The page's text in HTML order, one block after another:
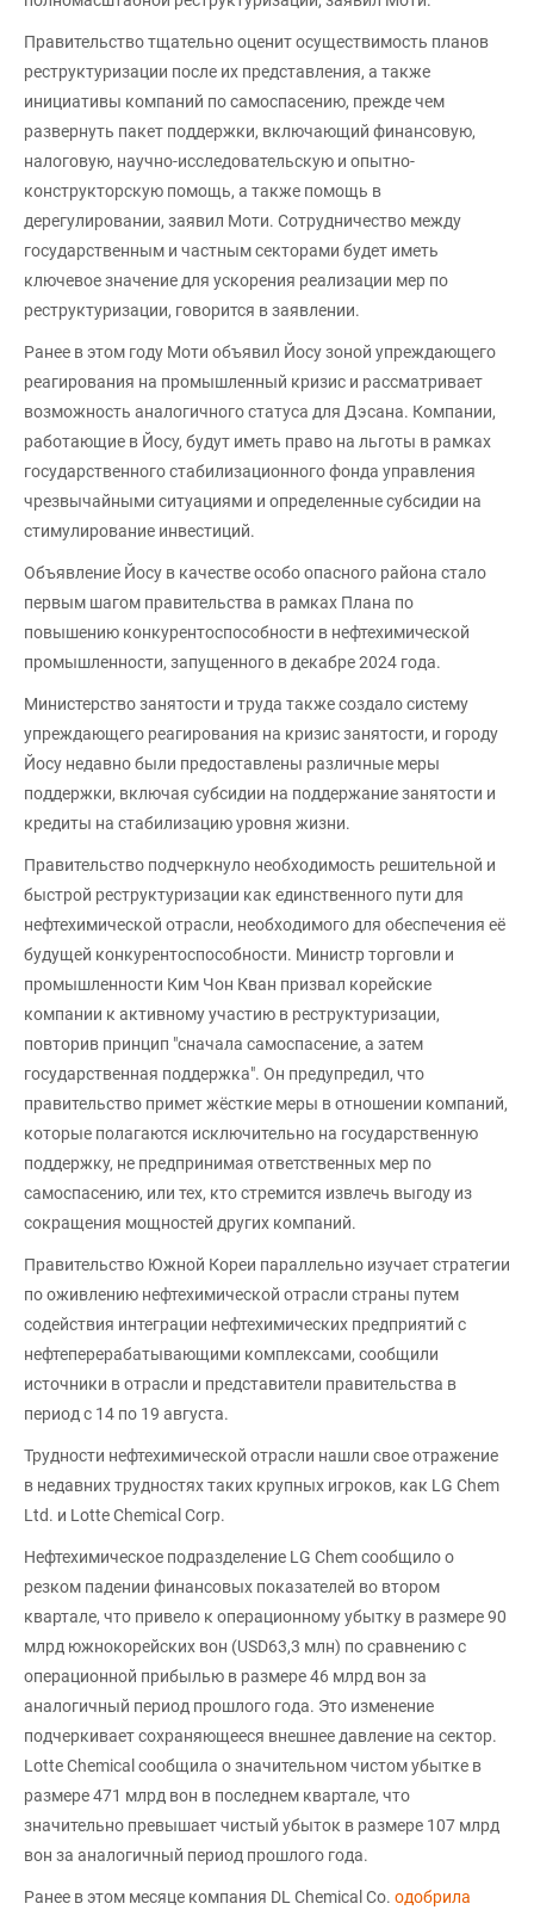
Правительство тщательно оценит осуществимость планов
реструктуризации после их представления, а также
инициативы компаний по самоспасению, прежде чем
развернуть пакет поддержки, включающий финансовую,
налоговую, научно-исследовательскую и опытно-
конструкторскую помощь, а также помощь в
дерегулировании, заявил Моти. Сотрудничество между
государственным и частным секторами будет иметь
ключевое значение для ускорения реализации мер по
реструктуризации, говорится в заявлении.
Ранее в этом году Моти объявил Йосу зоной упреждающего
реагирования на промышленный кризис и рассматривает
возможность аналогичного статуса для Дэсана. Компании,
работающие в Йосу, будут иметь право на льготы в рамках
государственного стабилизационного фонда управления
чрезвычайными ситуациями и определенные субсидии на
стимулирование инвестиций.
Объявление Йосу в качестве особо опасного района стало
первым шагом правительства в рамках Плана по
повышению конкурентоспособности в нефтехимической
промышленности, запущенного в декабре 2024 года.
Министерство занятости и труда также создало систему
упреждающего реагирования на кризис занятости, и городу
Йосу недавно были предоставлены различные меры
поддержки, включая субсидии на поддержание занятости и
кредиты на стабилизацию уровня жизни.
Правительство подчеркнуло необходимость решительной и
быстрой реструктуризации как единственного пути для
нефтехимической отрасли, необходимого для обеспечения её
будущей конкурентоспособности. Министр торговли и
промышленности Ким Чон Кван призвал корейские
компании к активному участию в реструктуризации,
повторив принцип "сначала самоспасение, а затем
государственная поддержка". Он предупредил, что
правительство примет жёсткие меры в отношении компаний,
которые полагаются исключительно на государственную
поддержку, не предпринимая ответственных мер по
самоспасению, или тех, кто стремится извлечь выгоду из
сокращения мощностей других компаний.
Правительство Южной Кореи параллельно изучает стратегии
по оживлению нефтехимической отрасли страны путем
содействия интеграции нефтехимических предприятий с
нефтеперерабатывающими комплексами, сообщили
источники в отрасли и представители правительства в
период с 14 по 19 августа.
Трудности нефтехимической отрасли нашли свое отражение
в недавних трудностях таких крупных игроков, как LG Chem
Ltd. и Lotte Chemical Corp.
Нефтехимическое подразделение LG Chem сообщило о
резком падении финансовых показателей во втором
квартале, что привело к операционному убытку в размере 90
млрд южнокорейских вон (USD63,3 млн) по сравнению с
операционной прибылью в размере 46 млрд вон за
аналогичный период прошлого года. Это изменение
подчеркивает сохраняющееся внешнее давление на сектор.
Lotte Chemical сообщила о значительном чистом убытке в
размере 471 млрд вон в последнем квартале, что
значительно превышает чистый убыток в размере 107 млрд
вон за аналогичный период прошлого года.
Ранее в этом месяце компания DL Chemical Co. одобрила